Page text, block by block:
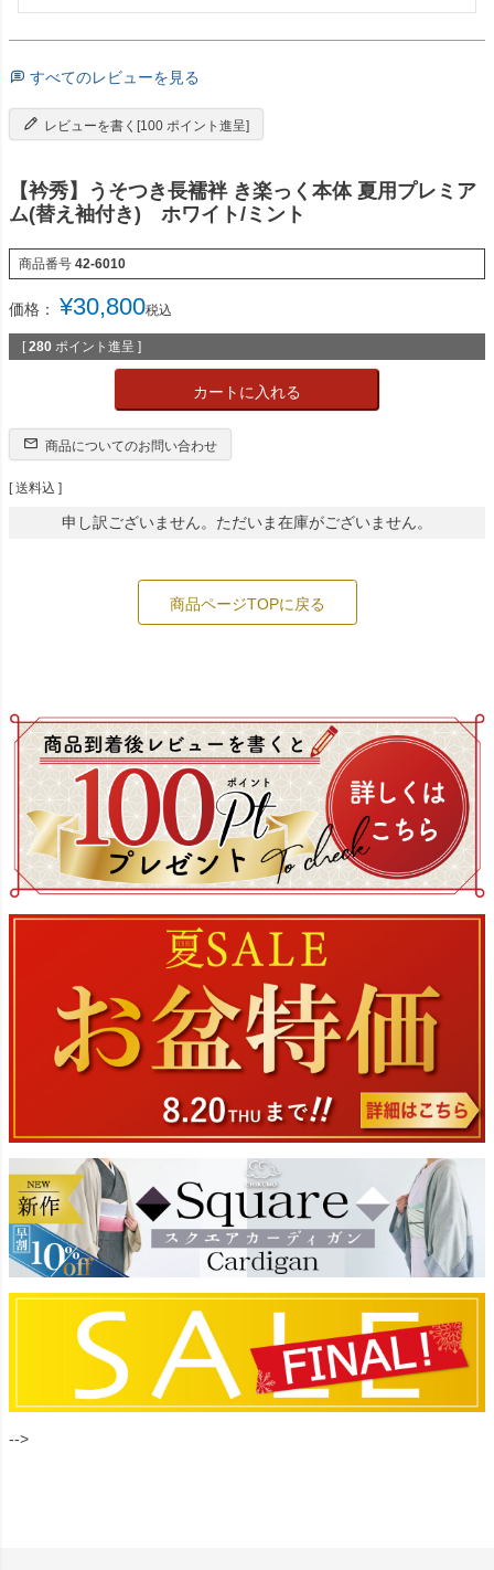
すべてのレビューを見る
レビューを書く[100 ポイント進呈]
【衿秀】うそつき長襦袢 き楽っく本体 夏用プレミア
ム(替え袖付き) ホワイト/ミント
商品番号 42-6010
価格： ¥30,800税込
[ 280 ポイント進呈 ]
カートに入れる
商品についてのお問い合わせ
送料込
申し訳ございません。ただいま在庫がございません。
商品ページTOPに戻る
-->